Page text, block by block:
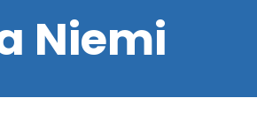
Niemi